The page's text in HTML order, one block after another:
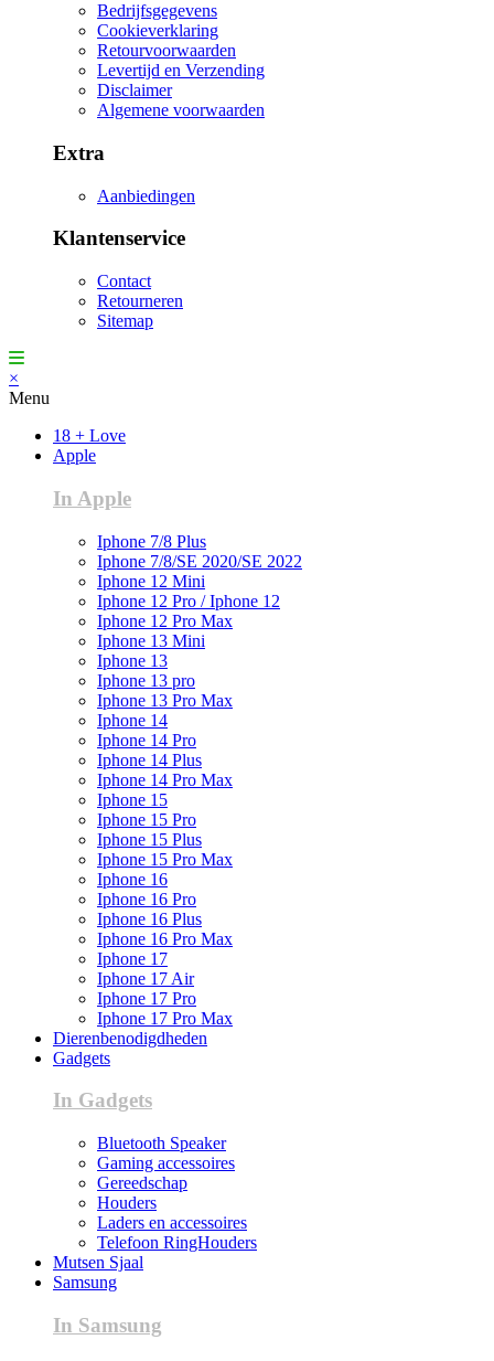
Bedrijfsgegevens
Cookieverklaring
Retourvoorwaarden
Levertijd en Verzending
Disclaimer
Algemene voorwaarden
Extra
Aanbiedingen
Klantenservice
Contact
Retourneren
Sitemap
×
Menu
18 + Love
Apple
In Apple
Iphone 7/8 Plus
Iphone 7/8/SE 2020/SE 2022
Iphone 12 Mini
Iphone 12 Pro / Iphone 12
Iphone 12 Pro Max
Iphone 13 Mini
Iphone 13
Iphone 13 pro
Iphone 13 Pro Max
Iphone 14
Iphone 14 Pro
Iphone 14 Plus
Iphone 14 Pro Max
Iphone 15
Iphone 15 Pro
Iphone 15 Plus
Iphone 15 Pro Max
Iphone 16
Iphone 16 Pro
Iphone 16 Plus
Iphone 16 Pro Max
Iphone 17
Iphone 17 Air
Iphone 17 Pro
Iphone 17 Pro Max
Dierenbenodigdheden
Gadgets
In Gadgets
Bluetooth Speaker
Gaming accessoires
Gereedschap
Houders
Laders en accessoires
Telefoon RingHouders
Mutsen Sjaal
Samsung
In Samsung